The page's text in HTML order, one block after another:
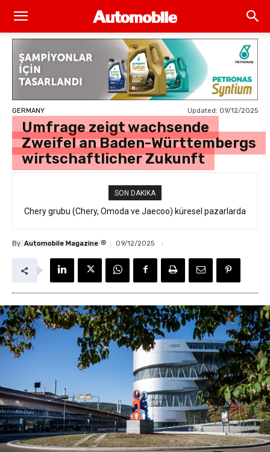
GERMANY Updated: 09/12/2025
Umfrage zeigt wachsende
Zweifel an Baden-Württembergs
wirtschaftlicher Zukunft
SON DAKIKA
Chery grubu (Chery, Omoda ve Jaecoo) küresel pazarlarda
By Automobile Magazine ® 09/12/2025